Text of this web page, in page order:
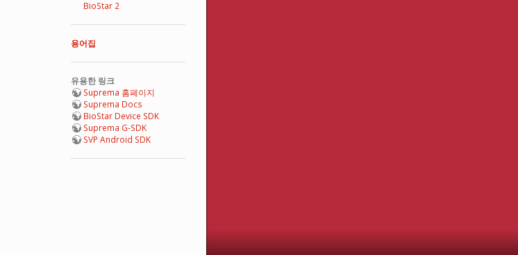
BioStar 2
용어집
유용한 링크
Suprema 홈페이지
Suprema Docs
BioStar Device SDK
Suprema G-SDK
SVP Android SDK